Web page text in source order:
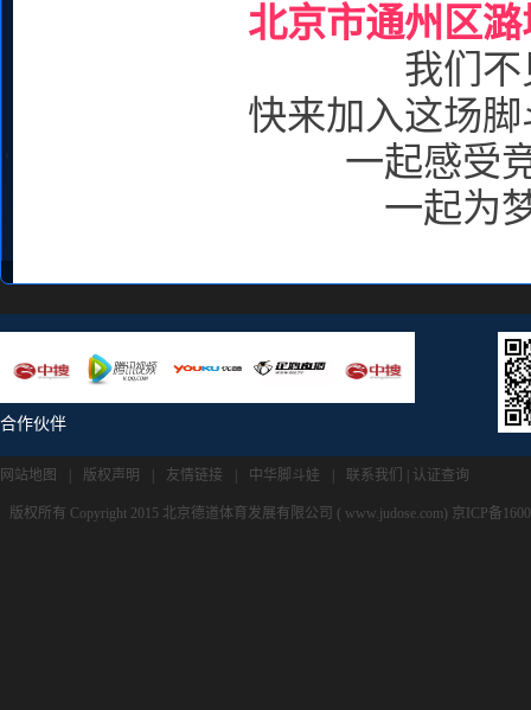
北京市通州区
我们
快来加入这场
一起感受
一起为
合作伙伴
网站地图 版权声明 友情链接 中华脚斗娃 联系我们 认证查询
版权所有 Copyright 2015 北京德道体育发展有限公司 ( www.judose.com) 京ICP备